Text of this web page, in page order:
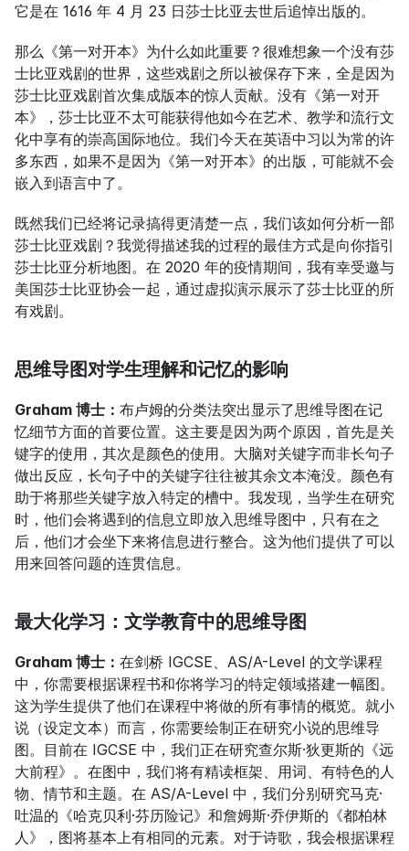
它是在 1616 年 4 月 23 日莎士比亚去世后追悼出版的。
那么《第一对开本》为什么如此重要？很难想象一个没有莎
士比亚戏剧的世界，这些戏剧之所以被保存下来，全是因为
莎士比亚戏剧首次集成版本的惊人贡献。没有《第一对开
本》，莎士比亚不太可能获得他如今在艺术、教学和流行文
化中享有的崇高国际地位。我们今天在英语中习以为常的许
多东西，如果不是因为《第一对开本》的出版，可能就不会
嵌入到语言中了。
既然我们已经将记录搞得更清楚一点，我们该如何分析一部
莎士比亚戏剧？我觉得描述我的过程的最佳方式是向你指引
莎士比亚分析地图。在 2020 年的疫情期间，我有幸受邀与
美国莎士比亚协会一起，通过虚拟演示展示了莎士比亚的所
有戏剧。
思维导图对学生理解和记忆的影响
Graham 博士： 布卢姆的分类法突出显示了思维导图在记
忆细节方面的首要位置。这主要是因为两个原因，首先是关
键字的使用，其次是颜色的使用。大脑对关键字而非长句子
做出反应，长句子中的关键字往往被其余文本淹没。颜色有
助于将那些关键字放入特定的槽中。我发现，当学生在研究
时，他们会将遇到的信息立即放入思维导图中，只有在之
后，他们才会坐下来将信息进行整合。这为他们提供了可以
用来回答问题的连贯信息。
最大化学习：文学教育中的思维导图
Graham 博士： 在剑桥 IGCSE、AS/A-Level 的文学课程
中，你需要根据课程书和你将学习的特定领域搭建一幅图。
这为学生提供了他们在课程中将做的所有事情的概览。就小
说（设定文本）而言，你需要绘制正在研究小说的思维导
图。目前在 IGCSE 中，我们正在研究查尔斯·狄更斯的《远
大前程》。在图中，我们将有精读框架、用词、有特色的人
物、情节和主题。在 AS/A-Level 中，我们分别研究马克·
吐温的《哈克贝利·芬历险记》和詹姆斯·乔伊斯的《都柏林
人》，图将基本上有相同的元素。对于诗歌，我会根据课程